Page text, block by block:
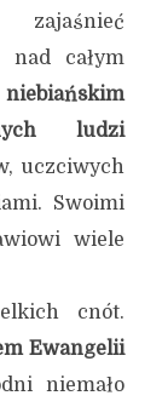
całym
ludzi
uczciwych
Swoimi
wiele
cnót.
Ewangelii
niemało